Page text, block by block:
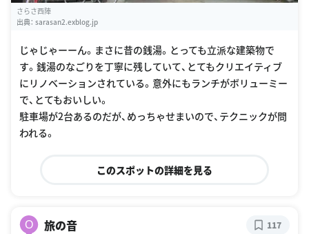
さらさ西陣
出典： sarasan2.exblog.jp
じゃじゃーーん。まさに昔の銭湯。とっても立派な建築物で
す。銭湯のなごりを丁寧に残していて、とてもクリエイティブ
にリノベーションされている。意外にもランチがボリューミー
で、とてもおいしい。
駐車場が2台あるのだが、めっちゃせまいので、テクニックが問
われる。
このスポットの詳細を見る
O 旅の音 117